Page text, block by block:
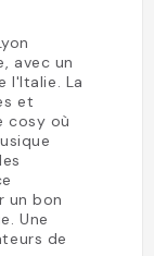
avec un
l'Italie. La
et
cosy où
un bon
Une
de